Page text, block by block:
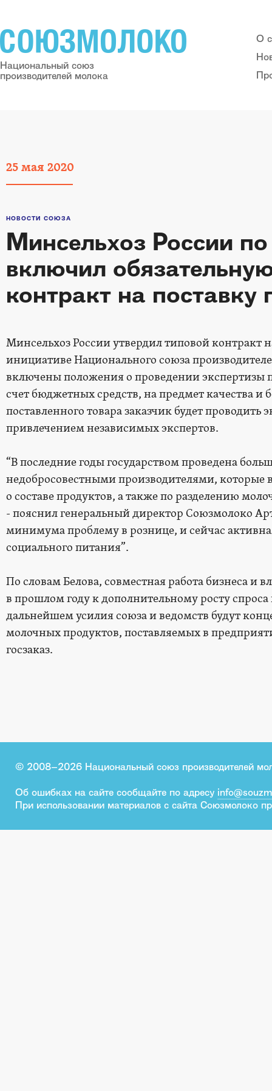
Национальный союз
производителей молока
О
25мая 2020
НОВОСТИ СОЮЗА
Минсельхоз России
включил
контракт на поставку
Минсельхоз России утвердил типовой контракт
инициативе Национального союза
включены положения о проведении экспертизы
счет бюджетных средств, на предмет качества и
поставленного товара заказчик будет
привлечением независимых экспертов.
“В последние годы государством проведена
недобросовестными производителями, которые
о составе продуктов, а также по разделению
- пояснил генеральный директор Союзмолоко
минимума проблему в рознице, и сейчас
социального питания”.
По словам Белова, совместная работа бизнеса и
в прошлом году к дополнительному росту
дальнейшем усилия союза и ведомств будут
молочных продуктов, поставляемых в
госзаказ.
© 2008–2026 Национальный союз производителей
Об ошибках на сайте сообщайте по адресу
При использовании материалов с сайта Союзмолоко